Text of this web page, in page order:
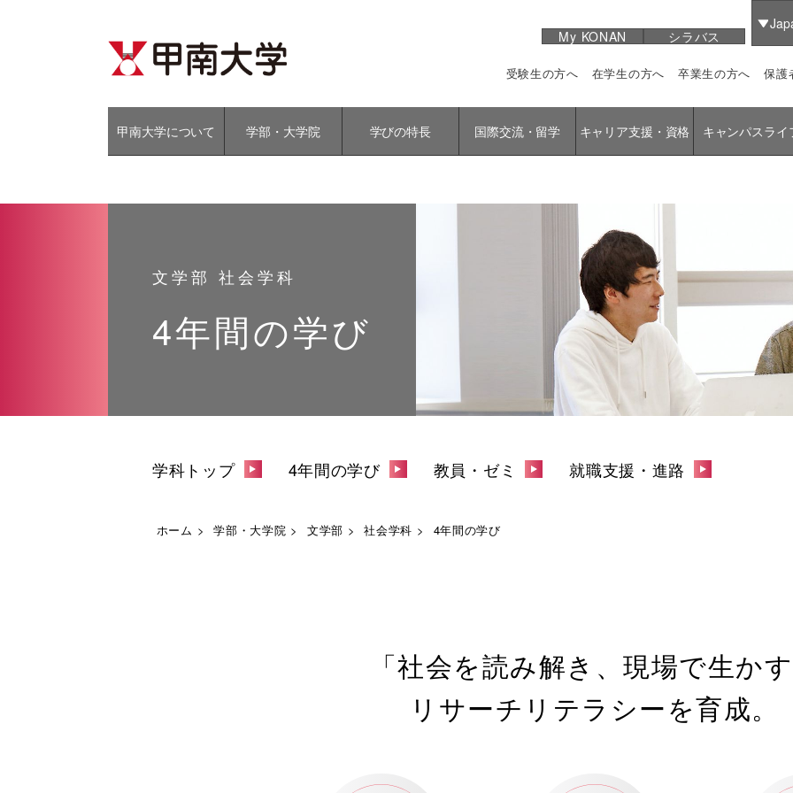
My KONAN シラバス
受験生の方へ 在学生の方へ 卒業生の方へ 保護
甲南大学について 学部・大学院 学びの特長 国際交流・留学 キャリア支援・資格 キャンパスライ
文学部 社会学科
4年間の学び
学科トップ 4年間の学び 教員・ゼミ 就職支援・進路
ホーム 学部・大学院 文学部 社会学科 4年間の学び
「社会を読み解き、現場で生か
リサーチリテラシーを育成。